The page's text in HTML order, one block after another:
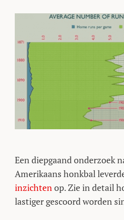
Een diepgaand onderzoek
Amerikaans honkbal
inzichtenop. Zie in detail
lastiger gescoord worden